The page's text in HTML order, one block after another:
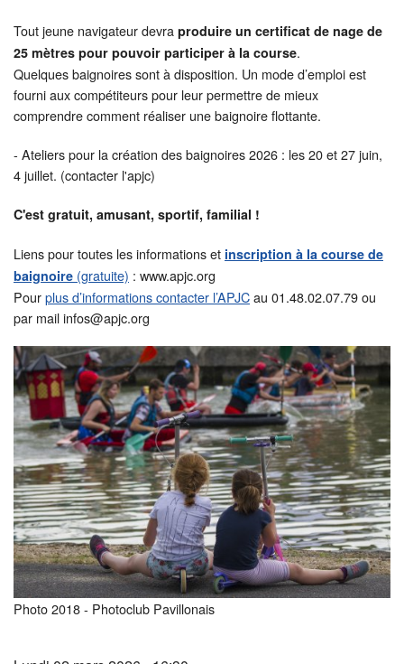
Tout jeune navigateur devra produire un certificat de nage de
25 mètres pour pouvoir participer à la course.
Quelques baignoires sont à disposition. Un mode d’emploi est
fourni aux compétiteurs pour leur permettre de mieux
comprendre comment réaliser une baignoire flottante.
- Ateliers pour la création des baignoires 2026 : les 20 et 27 juin,
4 juillet. (contacter l'apjc)
C'est gratuit, amusant, sportif, familial !
Liens pour toutes les informations et inscription à la course de
baignoire (gratuite) : www.apjc.org
Pourplus d’informations contacter l’APJCau 01.48.02.07.79 ou
par mail infos@apjc.org
Photo 2018 - Photoclub Pavillonais